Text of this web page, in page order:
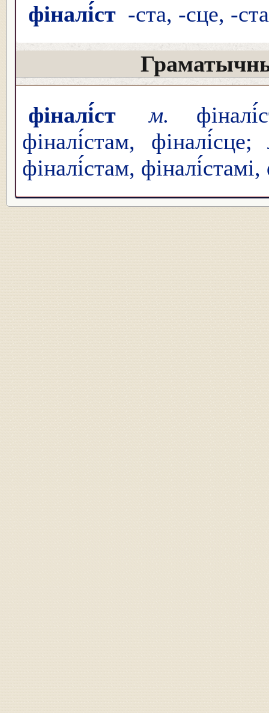
фіналі́ст -ста, -сце, -
фіналі́ст м.
фіналі́стам, фіналі́сце;
фіналі́стам, фіналі́стамі,